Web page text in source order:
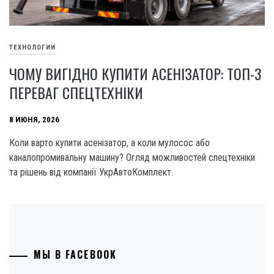
ТЕХНОЛОГИИ
ЧОМУ ВИГІДНО КУПИТИ АСЕНІЗАТОР: ТОП-3
ПЕРЕВАГ СПЕЦТЕХНІКИ
8 ИЮНЯ, 2026
Коли варто купити асенізатор, а коли мулосос або
каналопромивальну машину? Огляд можливостей спецтехніки
та рішень від компанії УкрАвтоКомплект.
МЫ В FACEBOOK